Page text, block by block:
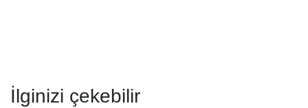
İlginizi çekebilir